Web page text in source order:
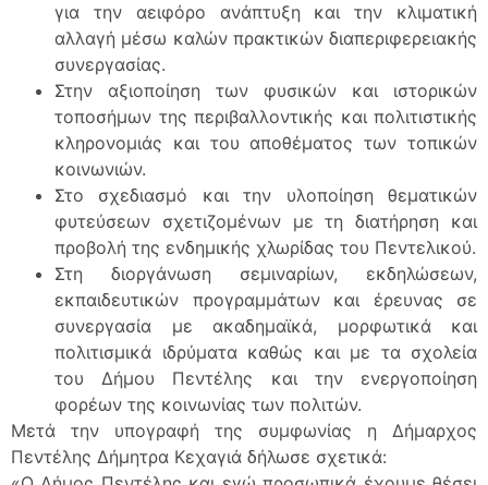
για την αειφόρο ανάπτυξη και την κλιματική
αλλαγή μέσω καλών πρακτικών διαπεριφερειακής
συνεργασίας.
Στην αξιοποίηση των φυσικών και ιστορικών
τοποσήμων της περιβαλλοντικής και πολιτιστικής
κληρονομιάς και του αποθέματος των τοπικών
κοινωνιών.
Στο σχεδιασμό και την υλοποίηση θεματικών
φυτεύσεων σχετιζομένων με τη διατήρηση και
προβολή της ενδημικής χλωρίδας του Πεντελικού.
Στη διοργάνωση σεμιναρίων, εκδηλώσεων,
εκπαιδευτικών προγραμμάτων και έρευνας σε
συνεργασία με ακαδημαϊκά, μορφωτικά και
πολιτισμικά ιδρύματα καθώς και με τα σχολεία
του Δήμου Πεντέλης και την ενεργοποίηση
φορέων της κοινωνίας των πολιτών.
Μετά την υπογραφή της συμφωνίας η Δήμαρχος
Πεντέλης Δήμητρα Κεχαγιά δήλωσε σχετικά: